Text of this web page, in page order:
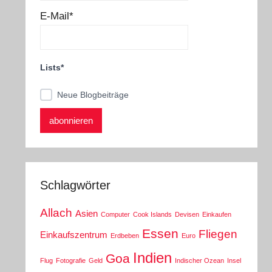
E-Mail*
Lists*
Neue Blogbeiträge
Schlagwörter
Allach Asien Computer Cook Islands Devisen Einkaufen
Einkaufszentrum Erdbeben Essen Euro Fliegen
Flug Fotografie Geld Goa Indien Indischer Ozean Insel